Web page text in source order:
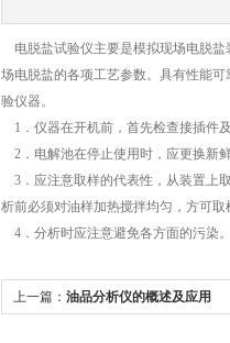
电脱盐试验仪主要是模拟现场电脱盐
场电脱盐的各项工艺参数。具有性能
验仪器。
1．仪器在开机前，首先检查接插件
2．电解池在停止使用时，应更换新
3．应注意取样的代表性，从装置上
析前必须对油样加热搅拌均匀，方可取
4．分析时应注意避免各方面的污染
上一篇： 油品分析仪的概述及应用